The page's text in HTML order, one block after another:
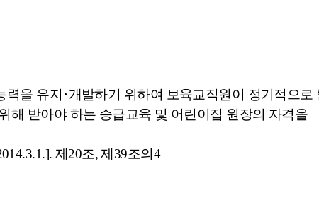
을 유지･개발하기 위하여 보육교직원이 정기적으로
해 받아야 하는 승급교육 및 어린이집 원장의 자격을
제20조, 제39조의4